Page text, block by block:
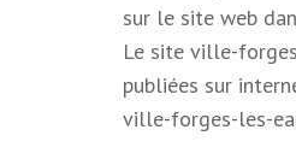
sur le site web
Le site ville-
publiées sur
ville-forges-les-